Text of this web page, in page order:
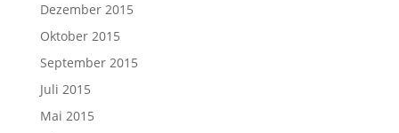
Dezember 2015
Oktober 2015
September 2015
Juli 2015
Mai 2015